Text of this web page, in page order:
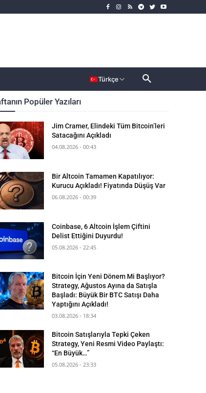
Türkçe
Popüler Yazıları
Jim Cramer, Elindeki Tüm Bitcoin’leri
Satacağını Açıkladı
04.08.2026 - 00:43
Bir Altcoin Tamamen Kapatılıyor:
Kurucu Açıkladı! Fiyatında Düşüş Var
06.08.2026 - 00:39
Coinbase, 6 Altcoin İşlem Çiftini
Delist Ettiğini Duyurdu!
05.08.2026 - 22:45
Bitcoin İçin Yeni Dönem Mi Başlıyor?
Strategy, Ağustos Ayına da Satışla
Başladı: Büyük Bir BTC Satışı Daha
Yaptığını Açıkladı!
03.08.2026 - 18:34
Bitcoin Satışlarıyla Tepki Çeken
Strategy, Yeni Resmi Video Paylaştı:
“En Büyük…”
05.08.2026 - 23:33